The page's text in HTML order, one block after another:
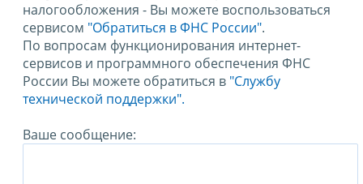
налогообложения - Вы можете воспользоваться
сервисом "Обратиться в ФНС России".
По вопросам функционирования интернет-
сервисов и программного обеспечения ФНС
России Вы можете обратиться в "Службу
технической поддержки".
Ваше сообщение: